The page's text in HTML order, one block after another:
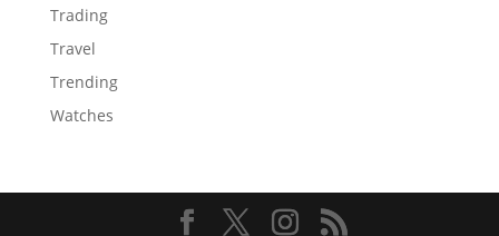
Trading
Travel
Trending
Watches